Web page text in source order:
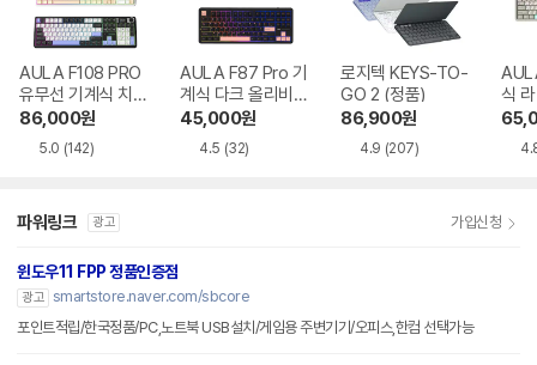
AULA F108 PRO
유무선 기계식 치즈
화이트 한글
86,000원
5.0 (142)
AULA F87 Pro 기
계식 다크 올리비아
한글
45,000원
4.5 (32)
로지텍 KEYS-TO-
GO 2 (정품)
86,900원
4.9 (207)
식
파워링크 광고 가입신청
윈도우11 FPP 정품인증점
광고 smartstore.naver.com/sbcore
포인트적립/한국정품/PC,노트북 USB설치/게임용 주변기기/오피스,한컴 선택가능